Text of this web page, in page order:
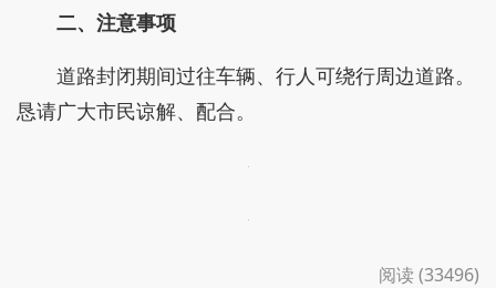
二、注意事项
道路封闭期间过往车辆、行人可绕行周边道路。
恳请广大市民谅解、配合。
阅读 (33496)